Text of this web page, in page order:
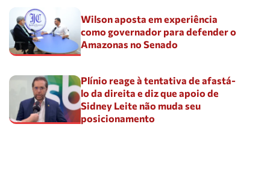
Wilson aposta em experiência
como governador para defender o
Amazonas no Senado
Plínio reage à tentativa de afastá-
lo da direita e diz que apoio de
Sidney Leite não muda seu
posicionamento